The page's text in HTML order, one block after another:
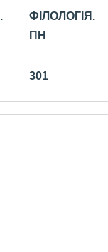
ФІЛОЛОГІЯ.
ПН
301